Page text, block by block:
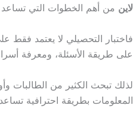
لاين من أهم الخطوات التي
فاختبار التحصيلي لا يعتمد فقط
على طريقة الأسئلة، ومعرفة
لذلك تبحث الكثير من الطالبات
المعلومات بطريقة احترافية